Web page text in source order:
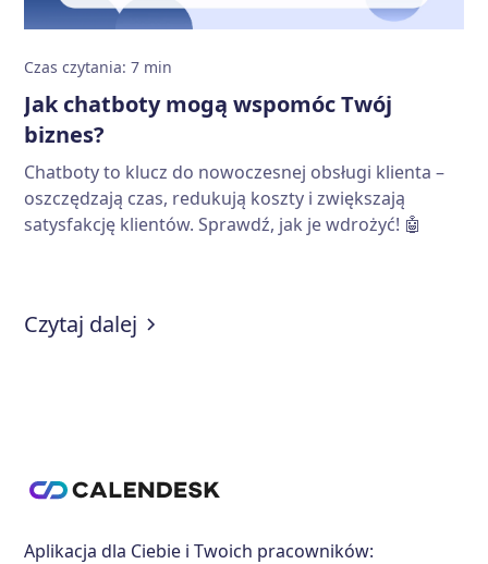
Czas czytania:7 min
Jak chatboty mogą wspomóc Twój
biznes?
Chatboty to klucz do nowoczesnej obsługi klienta –
oszczędzają czas, redukują koszty i zwiększają
satysfakcję klientów. Sprawdź, jak je wdrożyć! 🤖
Czytaj dalej :Jak chatboty mogą wspomóc
Aplikacja dla Ciebie i Twoich pracowników: